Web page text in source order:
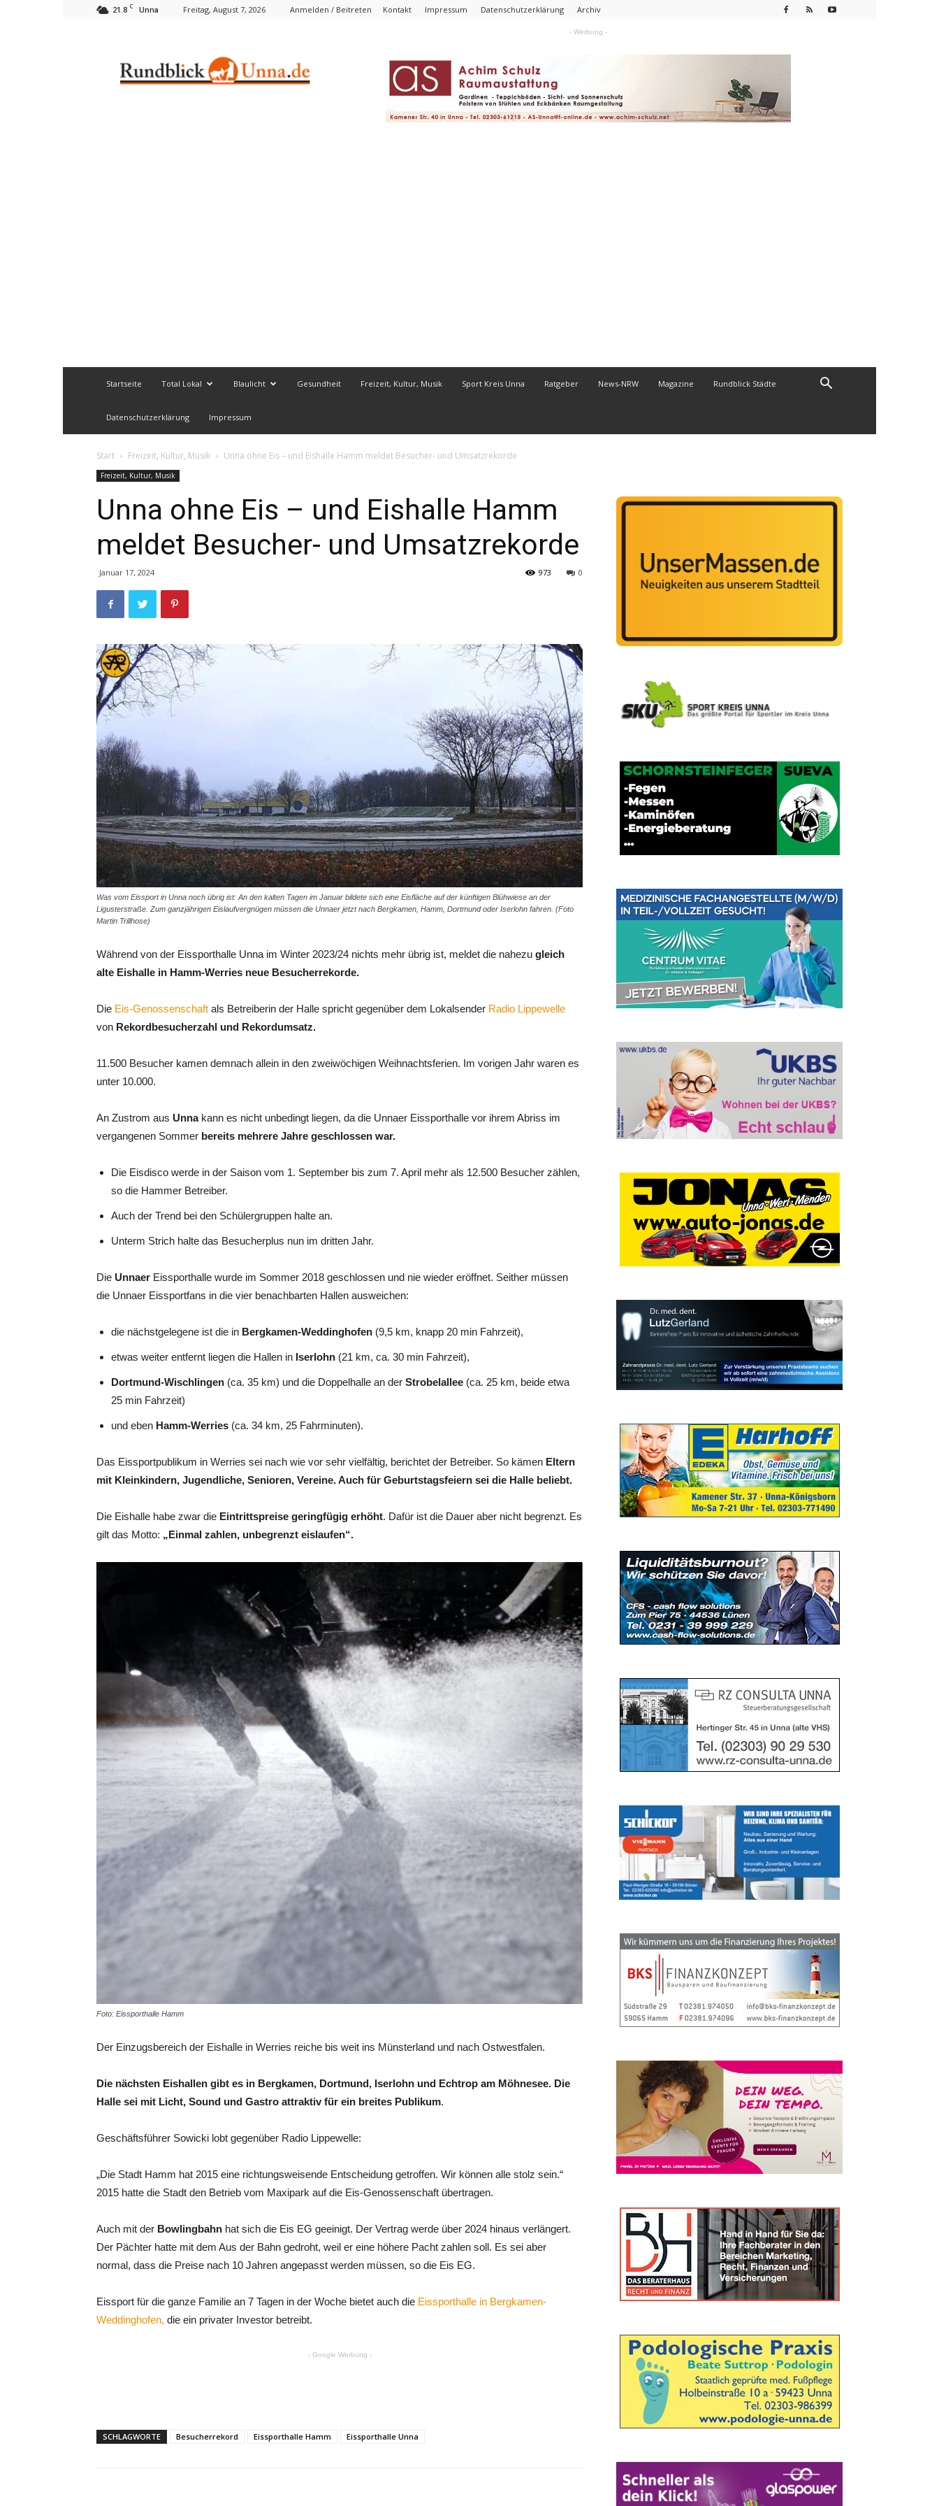
21.8 C Unna Freitag, August 7, 2026 Anmelden / Beitreten Kontakt Impressum Datenschutzerklärung Archiv
- Werbung -
Startseite Total Lokal Blaulicht Gesundheit Freizeit, Kultur, Musik Sport Kreis Unna Ratgeber News-NRW Magazine Rundblick Städte
Datenschutzerklärung Impressum
Start Freizeit, Kultur, Musik Unna ohne Eis – und Eishalle Hamm meldet Besucher- und Umsatzrekorde
Freizeit, Kultur, Musik
Unna ohne Eis – und Eishalle Hamm
meldet Besucher- und Umsatzrekorde
Januar 17, 2024 0
973
Was vom Eissport in Unna noch übrig ist: An den kalten Tagen im Januar bildete sich eine Eisfläche auf der künftigen Blühwiese an der
Ligusterstraße. Zum ganzjährigen Eislaufvergnügen müssen die Unnaer jetzt nach Bergkamen, Hamm, Dortmund oder Iserlohn fahren. (Foto
Martin Trillhose)
Während von der Eissporthalle Unna im Winter 2023/24 nichts mehr übrig ist, meldet die nahezu gleich
alte Eishalle in Hamm-Werries neue Besucherrekorde.
Die Eis-Genossenschaft als Betreiberin der Halle spricht gegenüber dem Lokalsender Radio Lippewelle
von Rekordbesucherzahl und Rekordumsatz.
11.500 Besucher kamen demnach allein in den zweiwöchigen Weihnachtsferien. Im vorigen Jahr waren es
unter 10.000.
An Zustrom aus Unnakann es nicht unbedingt liegen, da die Unnaer Eissporthalle vor ihrem Abriss im
vergangenen Sommer bereits mehrere Jahre geschlossen war.
Die Eisdisco werde in der Saison vom 1. September bis zum 7. April mehr als 12.500 Besucher zählen,
so die Hammer Betreiber.
Auch der Trend bei den Schülergruppen halte an.
Unterm Strich halte das Besucherplus nun im dritten Jahr.
Die Unnaer Eissporthalle wurde im Sommer 2018 geschlossen und nie wieder eröffnet. Seither müssen
die Unnaer Eissportfans in die vier benachbarten Hallen ausweichen:
die nächstgelegene ist die in Bergkamen-Weddinghofen (9,5 km, knapp 20 min Fahrzeit),
etwas weiter entfernt liegen die Hallen in Iserlohn (21 km, ca. 30 min Fahrzeit),
Dortmund-Wischlingen (ca. 35 km) und die Doppelhalle an der Strobelallee (ca. 25 km, beide etwa
25 min Fahrzeit)
und eben Hamm-Werries (ca. 34 km, 25 Fahrminuten).
Das Eissportpublikum in Werries sei nach wie vor sehr vielfältig, berichtet der Betreiber. So kämen Eltern
mit Kleinkindern, Jugendliche, Senioren, Vereine. Auch für Geburtstagsfeiern sei die Halle beliebt.
Die Eishalle habe zwar die Eintrittspreise geringfügig erhöht. Dafür ist die Dauer aber nicht begrenzt. Es
gilt das Motto: „Einmal zahlen, unbegrenzt eislaufen“.
Foto: Eissporthalle Hamm
Der Einzugsbereich der Eishalle in Werries reiche bis weit ins Münsterland und nach Ostwestfalen.
Die nächsten Eishallen gibt es in Bergkamen, Dortmund, Iserlohn und Echtrop am Möhnesee. Die
Halle sei mit Licht, Sound und Gastro attraktiv für ein breites Publikum.
Geschäftsführer Sowicki lobt gegenüber Radio Lippewelle:
„Die Stadt Hamm hat 2015 eine richtungsweisende Entscheidung getroffen. Wir können alle stolz sein.“
2015 hatte die Stadt den Betrieb vom Maxipark auf die Eis-Genossenschaft übertragen.
Auch mit der Bowlingbahn hat sich die Eis EG geeinigt. Der Vertrag werde über 2024 hinaus verlängert.
Der Pächter hatte mit dem Aus der Bahn gedroht, weil er eine höhere Pacht zahlen soll. Es sei aber
normal, dass die Preise nach 10 Jahren angepasst werden müssen, so die Eis EG.
Eissport für die ganze Familie an 7 Tagen in der Woche bietet auch die Eissporthalle in Bergkamen-
Weddinghofen, die ein privater Investor betreibt.
- Google Werbung -
SCHLAGWORTE Besucherrekord Eissporthalle Hamm Eissporthalle Unna